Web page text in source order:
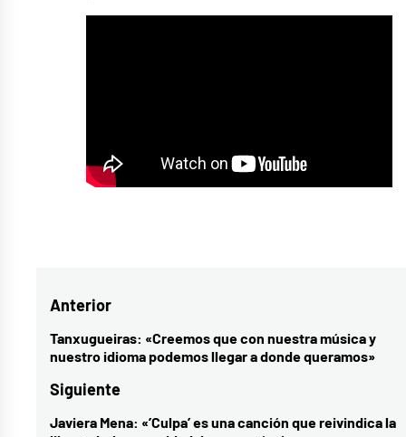
Índigo
Lola
Índigo
Tamagochi
Navegación
de
Anterior
Entrada
anterior:
Tanxugueiras: «Creemos que con nuestra música y
nuestro idioma podemos llegar a donde queramos»
Siguiente
Entrada
Javiera Mena: «’Culpa’ es una canción que reivindica la